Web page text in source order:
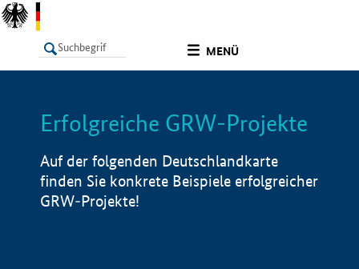
MENÜ
LISTE Info
Erfolgreiche GRW-Projekte
Auf der folgenden Deutschlandkarte
finden Sie konkrete Beispiele erfolgreicher
GRW-Projekte!